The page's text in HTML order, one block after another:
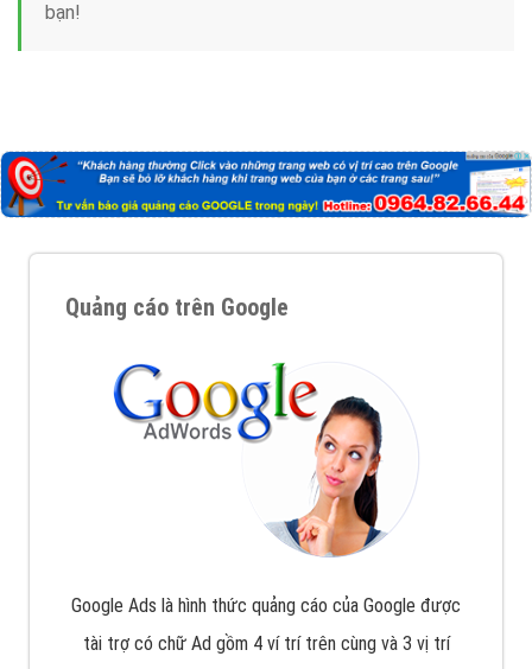
bạn!
Quảng cáo trên Google
Google Ads là hình thức quảng cáo của Google được
tài trợ có chữ Ad gồm 4 ví trí trên cùng và 3 vị trí